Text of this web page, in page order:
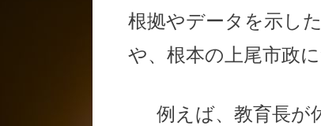
根拠やデータを示し
や、根本の上尾市政
例えば、教育長が